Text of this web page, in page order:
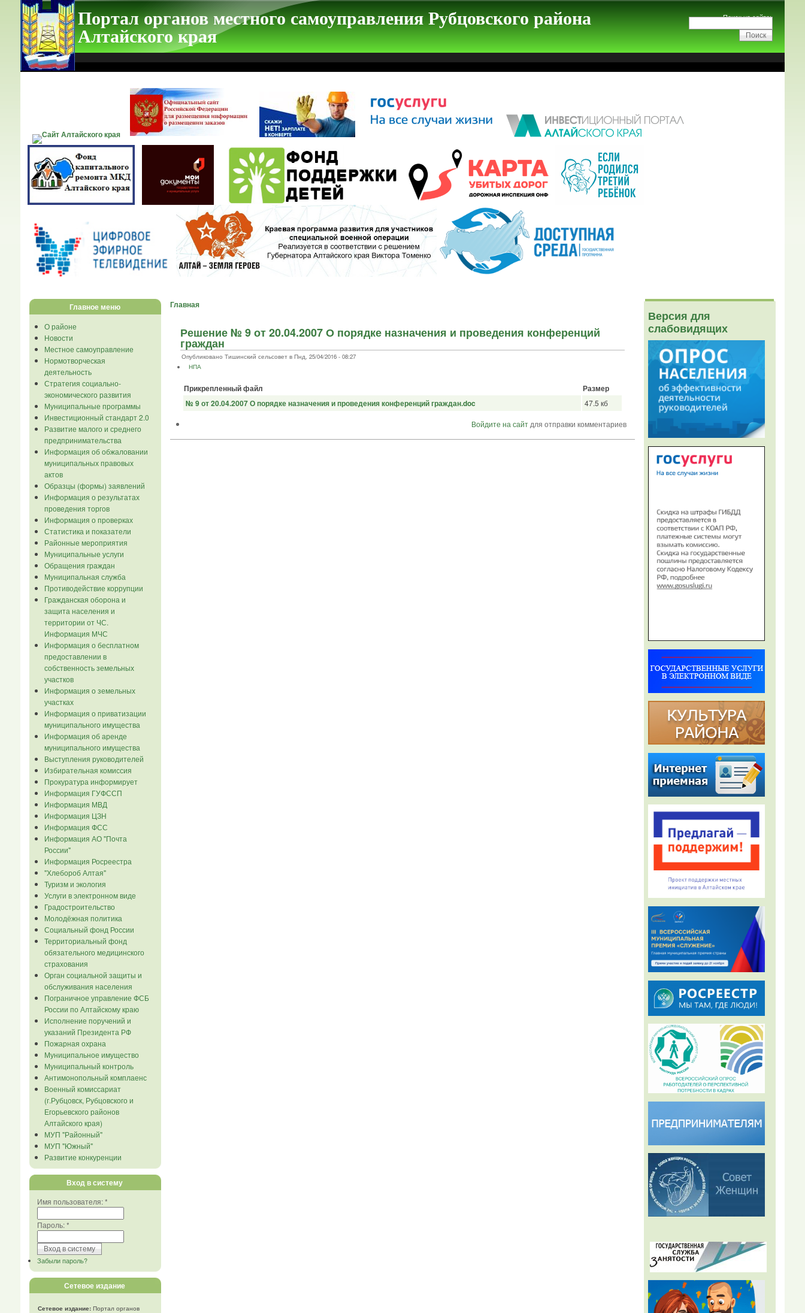
Портал органов местного самоуправления Рубцовского района
Алтайского края
Поиск на сайте:
Главное меню
О районе
Новости
Местное самоуправление
Нормотворческая
деятельность
Стратегия социально-
экономического развития
Муниципальные программы
Инвестиционный стандарт 2.0
Развитие малого и среднего
предпринимательства
Информация об обжаловании
муниципальных правовых
актов
Образцы (формы) заявлений
Информация о результатах
проведения торгов
Информация о проверках
Статистика и показатели
Районные мероприятия
Муниципальные услуги
Обращения граждан
Муниципальная служба
Противодействие коррупции
Гражданская оборона и
защита населения и
территории от ЧС.
Информация МЧС
Информация о бесплатном
предоставлении в
собственность земельных
участков
Информация о земельных
участках
Информация о приватизации
муниципального имущества
Информация об аренде
муниципального имущества
Выступления руководителей
Избирательная комиссия
Прокуратура информирует
Информация ГУФССП
Информация МВД
Информация ЦЗН
Информация ФСС
Информация АО "Почта
России"
Информация Росреестра
"Хлебороб Алтая"
Туризм и экология
Услуги в электронном виде
Градостроительство
Молодёжная политика
Социальный фонд России
Территориальный фонд
обязательного медицинского
страхования
Орган социальной защиты и
обслуживания населения
Пограничное управление ФСБ
России по Алтайскому краю
Исполнение поручений и
указаний Президента РФ
Пожарная охрана
Муниципальное имущество
Муниципальный контроль
Антимонопольный комплаенс
Военный комиссариат
(г.Рубцовск, Рубцовского и
Егорьевского районов
Алтайского края)
МУП "Районный"
МУП "Южный"
Развитие конкуренции
Вход в систему
Имя пользователя:*
Пароль:*
Забыли пароль?
Сетевое издание
Сетевое издание:Портал органов
Главная
Решение № 9 от 20.04.2007 О порядке назначения и проведения конференций
граждан
Опубликовано Тишинский сельсовет в Пнд, 25/04/2016 - 08:27
НПА
Прикрепленный файл
Размер
№ 9 от 20.04.2007 О порядке назначения и проведения конференций граждан.doc
47.5 кб
Войдите на сайтдля отправки комментариев
Версия для
слабовидящих